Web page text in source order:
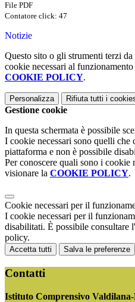
File PDF
Contatore click: 47
Notizie
Questo sito o gli strumenti terzi
cookie necessari al
COOKIE POLICY.
Personalizza Rifiuta tutti i
Gestione cookie
In questa schermata è possibile
I cookie necessari sono quelli
piattaforma e non è possibile
Per conoscere quali sono i cookie
visionare la COOKIE POLICY.
Cookie necessari per il
I cookie necessari per il
disabilitati. È possibile consultare
policy.
Accetta tutti Salva le preferenze
Contatti
Istituto Comprensivo